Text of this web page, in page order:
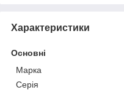
Характеристики
Основні
Марка
Серія